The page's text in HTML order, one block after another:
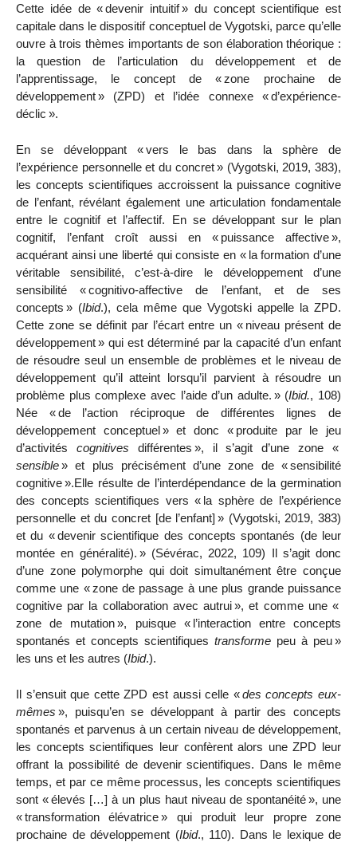
Cette idée de «devenir intuitif» du concept scientifique est
capitale dans le dispositif conceptuel de Vygotski, parce qu’elle
ouvre à trois thèmes importants de son élaboration théorique :
la question de l’articulation du développement et de
l’apprentissage, le concept de «zone prochaine de
développement» (ZPD) et l’idée connexe «d’expérience-
déclic ».
En se développant «vers le bas dans la sphère de
l’expérience personnelle et du concret» (Vygotski, 2019, 383),
les concepts scientifiques accroissent la puissance cognitive
de l’enfant, révélant également une articulation fondamentale
entre le cognitif et l’affectif. En se développant sur le plan
cognitif, l’enfant croît aussi en « puissance affective»,
acquérant ainsi une liberté qui consiste en « la formation d’une
véritable sensibilité, c’est-à-dire le développement d’une
sensibilité «cognitivo-affective de l’enfant, et de ses
concepts » (Ibid.), cela même que Vygotski appelle la ZPD.
Cette zone se définit par l’écart entre un « niveau présent de
développement» qui est déterminé par la capacité d’un enfant
de résoudre seul un ensemble de problèmes et le niveau de
développement qu’il atteint lorsqu’il parvient à résoudre un
problème plus complexe avec l’aide d’un adulte. » (Ibid., 108)
Née « de l’action réciproque de différentes lignes de
développement conceptuel» et donc « produite par le jeu
d’activités cognitives différentes », il s’agit d’une zone «
sensible» et plus précisément d’une zone de «sensibilité
cognitive».Elle résulte de l’interdépendance de la germination
des concepts scientifiques vers « la sphère de l’expérience
personnelle et du concret [de l’enfant] » (Vygotski, 2019, 383)
et du «devenir scientifique des concepts spontanés (de leur
montée en généralité). » (Sévérac, 2022, 109) Il s’agit donc
d’une zone polymorphe qui doit simultanément être conçue
comme une «zone de passage à une plus grande puissance
cognitive par la collaboration avec autrui», et comme une «
zone de mutation», puisque « l’interaction entre concepts
spontanés et concepts scientifiques transforme peu à peu»
les uns et les autres (Ibid.).
Il s’ensuit que cette ZPD est aussi celle «des concepts eux-
mêmes », puisqu’en se développant à partir des concepts
spontanés et parvenus à un certain niveau de développement,
les concepts scientifiques leur confèrent alors une ZPD leur
offrant la possibilité de devenir scientifiques. Dans le même
temps, et par ce même processus, les concepts scientifiques
sont «élevés […] à un plus haut niveau de spontanéité», une
«transformation élévatrice» qui produit leur propre zone
prochaine de développement (Ibid., 110). Dans le lexique de